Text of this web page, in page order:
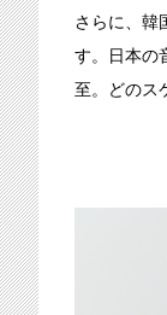
さらに、韓
す。日本の
至。どのス